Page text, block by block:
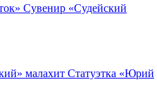
Сувенир «Судейский
Статуэтка «Юрий